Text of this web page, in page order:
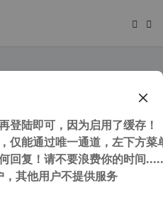
登陆即可，因为启用了缓存！
仅能通过唯一通道，左下方菜
回复！请不要浪费你的时间
，其他用户不提供服务